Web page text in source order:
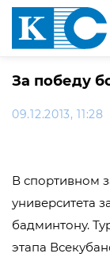
За победу
09.12.2013, 11:28
В спортивном
университета
бадминтону.
этапа